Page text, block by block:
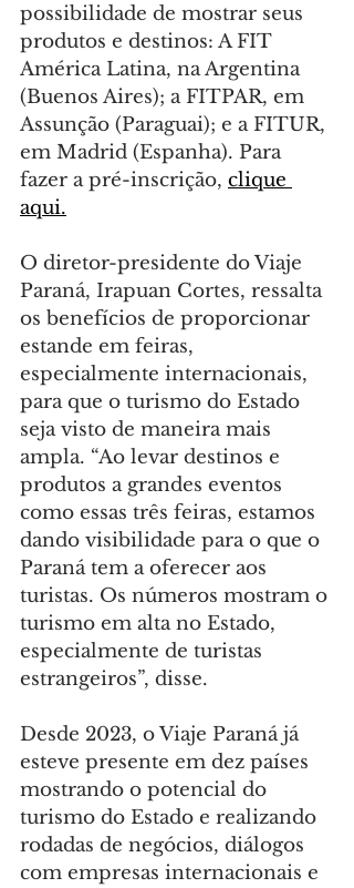
possibilidade de mostrar seus
produtos e destinos: A FIT
América Latina, na Argentina
(Buenos Aires); a FITPAR, em
Assunção (Paraguai); e a FITUR,
em Madrid (Espanha). Para
fazer a pré-inscrição, clique
aqui.
O diretor-presidente do Viaje
Paraná, Irapuan Cortes, ressalta
os benefícios de proporcionar
estande em feiras,
especialmente internacionais,
para que o turismo do Estado
seja visto de maneira mais
ampla. “Ao levar destinos e
produtos a grandes eventos
como essas três feiras, estamos
dando visibilidade para o que o
Paraná tem a oferecer aos
turistas. Os números mostram o
turismo em alta no Estado,
especialmente de turistas
estrangeiros”, disse.
Desde 2023, o Viaje Paraná já
esteve presente em dez países
mostrando o potencial do
turismo do Estado e realizando
rodadas de negócios, diálogos
com empresas internacionais e